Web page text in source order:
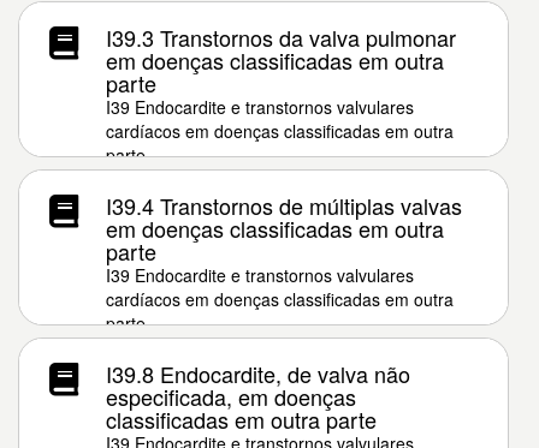
I39.3 Transtornos da valva pulmonar
em doenças classificadas em outra
parte
I39 Endocardite e transtornos valvulares
cardíacos em doenças classificadas em outra
parte
I39.4 Transtornos de múltiplas valvas
em doenças classificadas em outra
parte
I39 Endocardite e transtornos valvulares
cardíacos em doenças classificadas em outra
parte
I39.8 Endocardite, de valva não
especificada, em doenças
classificadas em outra parte
I39 Endocardite e transtornos valvulares